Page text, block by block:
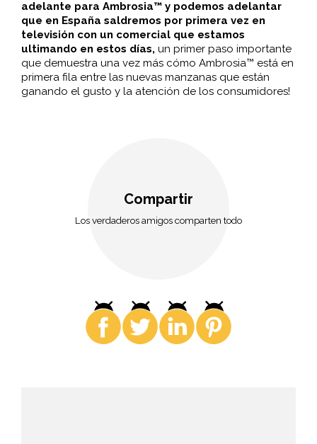
adelante para Ambrosia™ y podemos adelantar
que en España saldremos por primera vez en
televisión con un comercial que estamos
ultimando en estos días, un primer paso importante
que demuestra una vez más cómo Ambrosia™ está en
primera fila entre las nuevas manzanas que están
ganando el gusto y la atención de los consumidores!
Compartir
Los verdaderos amigos comparten todo